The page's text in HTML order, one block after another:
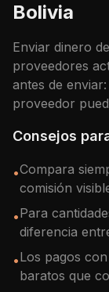
Bolivia
Enviar dinero de
proveedores
antes de
proveedor
Consejos
•Compara
comisión
•Para
diferencia
•Los pagos
baratos que